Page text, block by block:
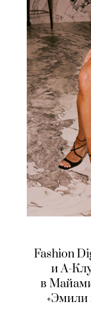
Fashion
и А-
в
«Эмили